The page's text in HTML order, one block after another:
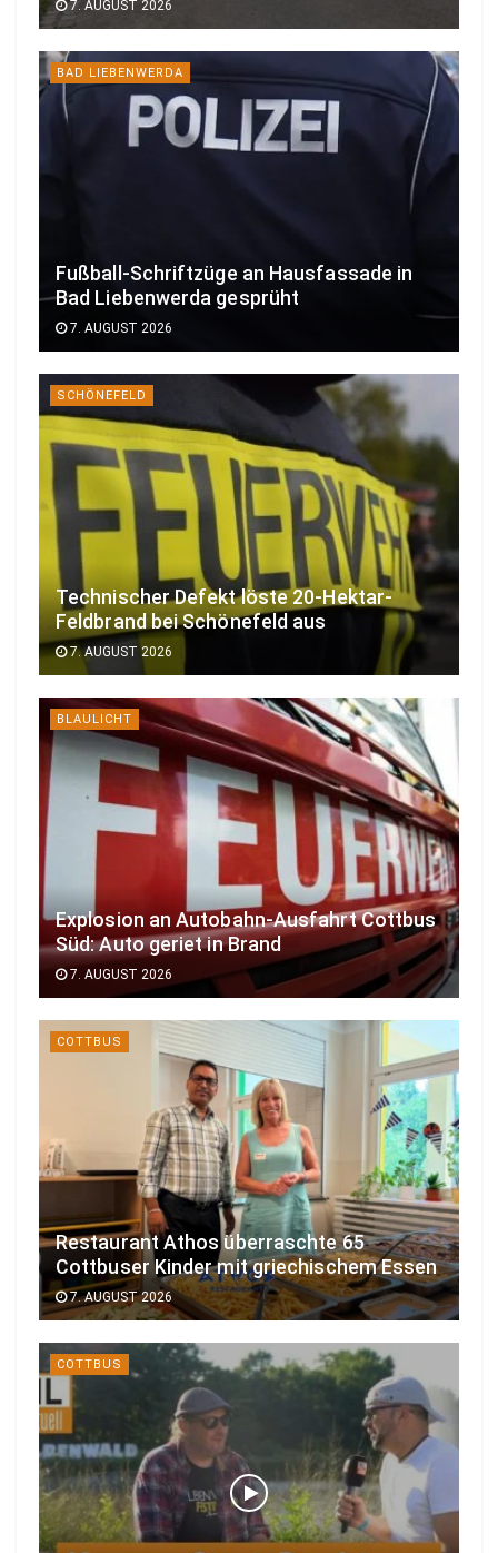
7. AUGUST 2026
BAD LIEBENWERDA
Fußball-Schriftzüge an Hausfassade in
Bad Liebenwerda gesprüht
7. AUGUST 2026
SCHÖNEFELD
Technischer Defekt löste 20-Hektar-
Feldbrand bei Schönefeld aus
7. AUGUST 2026
BLAULICHT
Explosion an Autobahn-Ausfahrt Cottbus
Süd: Auto geriet in Brand
7. AUGUST 2026
COTTBUS
Restaurant Athos überraschte 65
Cottbuser Kinder mit griechischem Essen
7. AUGUST 2026
COTTBUS